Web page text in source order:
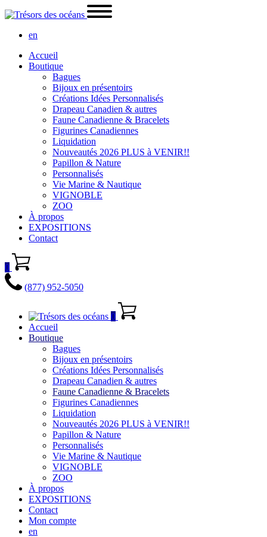
en
Accueil
Boutique
Bagues
Bijoux en présentoirs
Créations Idées Personnalisés
Drapeau Canadien & autres
Faune Canadienne & Bracelets
Figurines Canadiennes
Liquidation
Nouveautés 2026 PLUS à VENIR!!
Papillon & Nature
Personnalisés
Vie Marine & Nautique
VIGNOBLE
ZOO
À propos
EXPOSITIONS
Contact
0
(877) 952-5050
0
Accueil
Boutique
Bagues
Bijoux en présentoirs
Créations Idées Personnalisés
Drapeau Canadien & autres
Faune Canadienne & Bracelets
Figurines Canadiennes
Liquidation
Nouveautés 2026 PLUS à VENIR!!
Papillon & Nature
Personnalisés
Vie Marine & Nautique
VIGNOBLE
ZOO
À propos
EXPOSITIONS
Contact
Mon compte
en